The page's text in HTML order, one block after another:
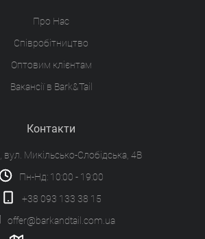
Про Нас
Співробітництво
Оптовим клієнтам
Вакансії в Bark&Tail
Контакти
вул. Микільсько-Слобідська, 4В
Пн-Нд: 10:00 - 19:00
+38 093 133 38 15
offer@barkandtail.com.ua